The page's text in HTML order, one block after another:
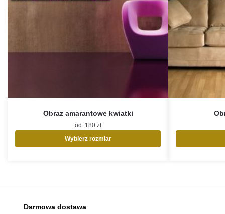
Obraz amarantowe kwiatki
od: 180 zł
Wybierz rozmiar
Darmowa dostawa